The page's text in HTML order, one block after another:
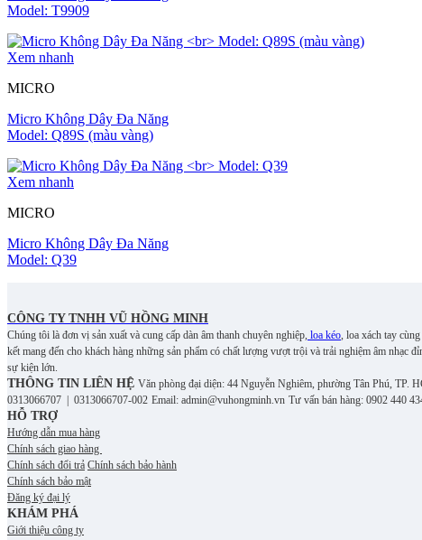
Model: T9909
Xem nhanh
MICRO
Micro Không Dây Đa Năng
Model: Q89S (màu vàng)
Xem nhanh
MICRO
Micro Không Dây Đa Năng
Model: Q39
CÔNG TY TNHH VŨ HỒNG MINH
Chúng tôi là đơn vị sản xuất và cung cấp dàn âm thanh chuyên nghiệp, loa kéo, loa xách tay
kết mang đến cho khách hàng những sản phẩm có chất lượng vượt trội và trải nghiệm âm nhạc
sự kiện lớn.
THÔNG TIN LIÊN HỆ Văn phòng đại diện: 44 Nguyễn Nghiêm, phường Tân Phú, TP.
0313066707 | 0313066707-002 Email: admin@vuhongminh.vn Tư vấn bán hàng: 0902 440
HỖ TRỢ
Hướng dẫn mua hàng
Chính sách giao hàng
Chính sách đổi trả Chính sách bảo hành
Chính sách bảo mật
Đăng ký đại lý
KHÁM PHÁ
Giới thiệu công ty